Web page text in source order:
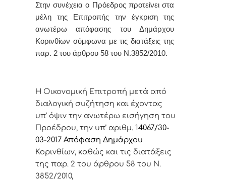
Στην συνέχεια ο Πρόεδρος προτείνει στα
μέλη της Επιτροπής την έγκριση της
ανωτέρω απόφασης του Δημάρχου
Κορινθίων σύμφωνα με τις διατάξεις της
παρ. 2 του άρθρου 58 του Ν.3852/2010.
Η Οικονομική Επιτροπή μετά από
διαλογική συζήτηση και έχοντας
υπ’ όψιν την ανωτέρω εισήγηση του
Προέδρου, την υπ’ αριθμ. 14067/30-
03-2017 Απόφαση Δημάρχου
Κορινθίων, καθώς και τις διατάξεις
της παρ. 2 του άρθρου 58 του Ν.
3852/2010,